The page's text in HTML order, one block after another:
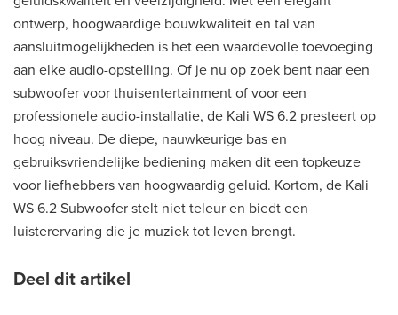
ontwerp, hoogwaardige bouwkwaliteit en tal van
aansluitmogelijkheden is het een waardevolle toevoeging
aan elke audio-opstelling. Of je nu op zoek bent naar een
subwoofer voor thuisentertainment of voor een
professionele audio-installatie, de Kali WS 6.2 presteert op
hoog niveau. De diepe, nauwkeurige bas en
gebruiksvriendelijke bediening maken dit een topkeuze
voor liefhebbers van hoogwaardig geluid. Kortom, de Kali
WS 6.2 Subwoofer stelt niet teleur en biedt een
luisterervaring die je muziek tot leven brengt.
Deel dit artikel